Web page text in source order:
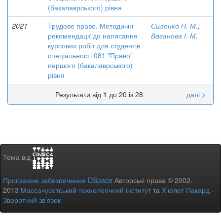
(бакалаврського) рівня
2021
Трудове право. Методичні
рекомендації до написання
курсових робіт для студентів
спеціальності 081 "Право"
першого (бакалаврського)
рівня
Силенко Н. М.;
Ваганова І. М.
Результати від 1 до 20 із 28 далі >
Тема від
Програмне забезпечення DSpace Авторські права © 2002-
2013 Массачусетський технологічний інститутта Х’юлет Пакард -
Зворотний зв’язок